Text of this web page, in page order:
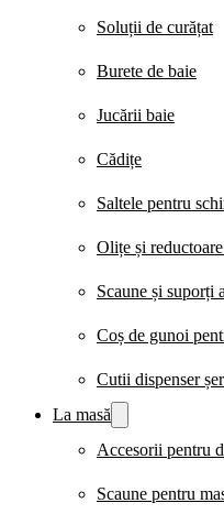
Soluții de curățat
Burete de baie
Jucării baie
Cădițe
Saltele pentru
Olițe și
Scaune și suporți
Coș de gunoi
Cutii dispenser
La masă
Accesorii pentru
Scaune pentru